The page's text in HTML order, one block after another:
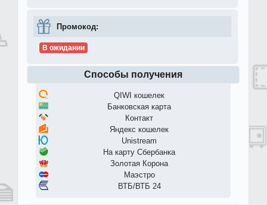
Промокод:
В ожидании
Способы получения
QIWI кошелек
Банковская карта
Контакт
Яндекс кошелек
Unistream
На карту Сбербанка
Золотая Корона
Маэстро
ВТБ/ВТБ 24